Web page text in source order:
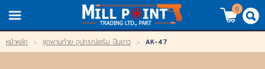
TH/EN
LOGIN REGISTER
0
หน้าหลัก > ชุดพานท้าย อุปกรณ์เสริม ปืนยาว > AK-47